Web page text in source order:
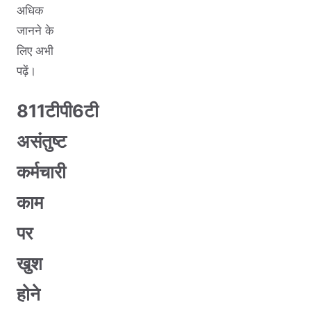
अधिक
जानने के
लिए अभी
पढ़ें।
811टीपी6टी
असंतुष्ट
कर्मचारी
काम
पर
खुश
होने